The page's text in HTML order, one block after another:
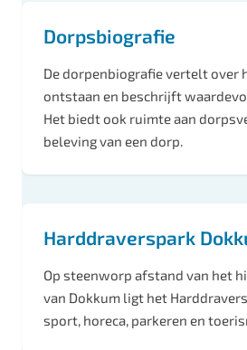
Dorpsbiografie
De dorpenbiografie vertelt over
ontstaan en beschrijft
Het biedt ook ruimte aan
beleving van een dorp.
Harddraverspark
Op steenworp afstand van het
van Dokkum ligt het
sport, horeca, parkeren en